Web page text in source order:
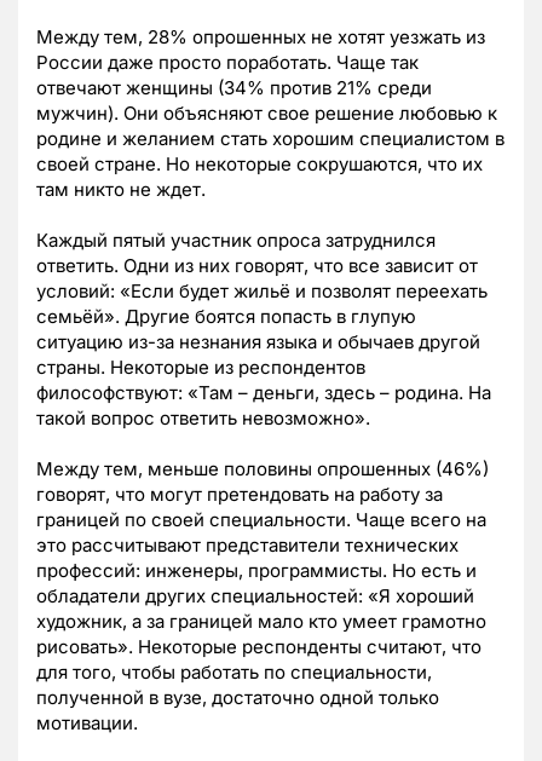
Между тем, 28% опрошенных не хотят уезжать из
России даже просто поработать. Чаще так
отвечают женщины (34% против 21% среди
мужчин). Они объясняют свое решение любовью к
родине и желанием стать хорошим специалистом в
своей стране. Но некоторые сокрушаются, что их
там никто не ждет.
Каждый пятый участник опроса затруднился
ответить. Одни из них говорят, что все зависит от
условий: «Если будет жильё и позволят переехать
семьёй». Другие боятся попасть в глупую
ситуацию из-за незнания языка и обычаев другой
страны. Некоторые из респондентов
философствуют: «Там – деньги, здесь – родина. На
такой вопрос ответить невозможно».
Между тем, меньше половины опрошенных (46%)
говорят, что могут претендовать на работу за
границей по своей специальности. Чаще всего на
это рассчитывают представители технических
профессий: инженеры, программисты. Но есть и
обладатели других специальностей: «Я хороший
художник, а за границей мало кто умеет грамотно
рисовать». Некоторые респонденты считают, что
для того, чтобы работать по специальности,
полученной в вузе, достаточно одной только
мотивации.